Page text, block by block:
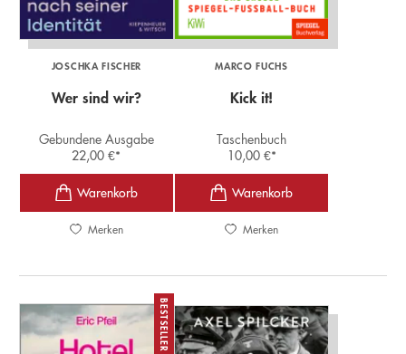
JOSCHKA FISCHER
Wer sind wir?
Gebundene Ausgabe
22,00€*
Merken
MARCO FUCHS
Kick it!
Taschenbuch
10,00 €*
Merken
BESTSELLER